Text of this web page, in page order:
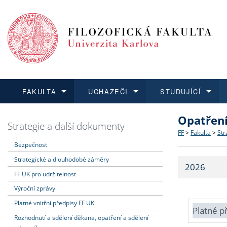
FAKULTA
Dozvědět se více
Struktura
Strategie
Fakultní
UCHAZEČI
Podat přihlášku
Co
Učitelské
STUDUJÍCÍ
Dozvědět se více
Dozvědět se více
O vědě a
Dozvědět se více
Aktuální
Strategie a další dokumenty
Bezpečnost
Strategické a dlouhodobé záměry
FF UK pro udržitelnost
Výroční zprávy
Platné vnitřní předpisy FF UK
Rozhodnutí a sdělení děkana, opatření a sdělení
FF > Fakulta >
2026
Platné